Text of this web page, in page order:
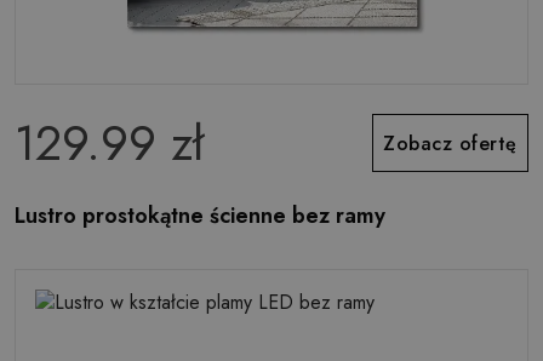
129.99 zł Zobacz ofertę
Lustro prostokątne ścienne bez ramy